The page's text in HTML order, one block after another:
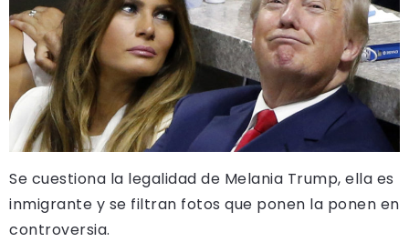
Se cuestiona la legalidad de Melania Trump, ella es
inmigrante y se filtran fotos que ponen la ponen en
controversia.